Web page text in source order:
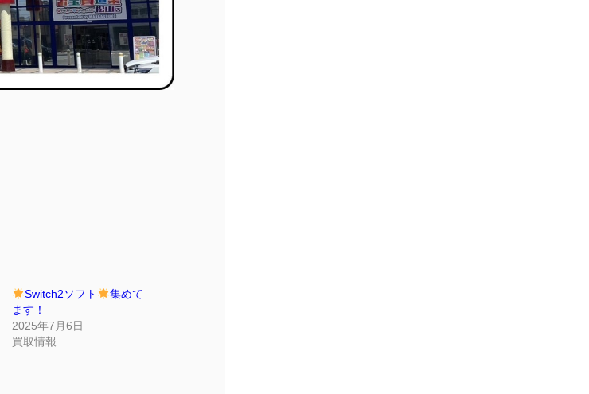
Switch2ソフト
集めて
ます！
2025年7月6日
買取情報